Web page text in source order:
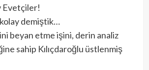
Evetçiler!
kolay demiştik…
beyan etme işini, derin analiz
sahip Kılıçdaroğlu üstlenmiş